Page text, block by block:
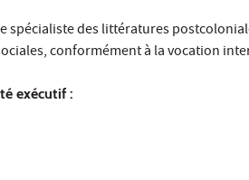
spécialiste des littératures
conformément à la vocation
exécutif :